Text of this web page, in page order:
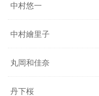
中村悠一
中村繪里子
丸岡和佳奈
丹下桜